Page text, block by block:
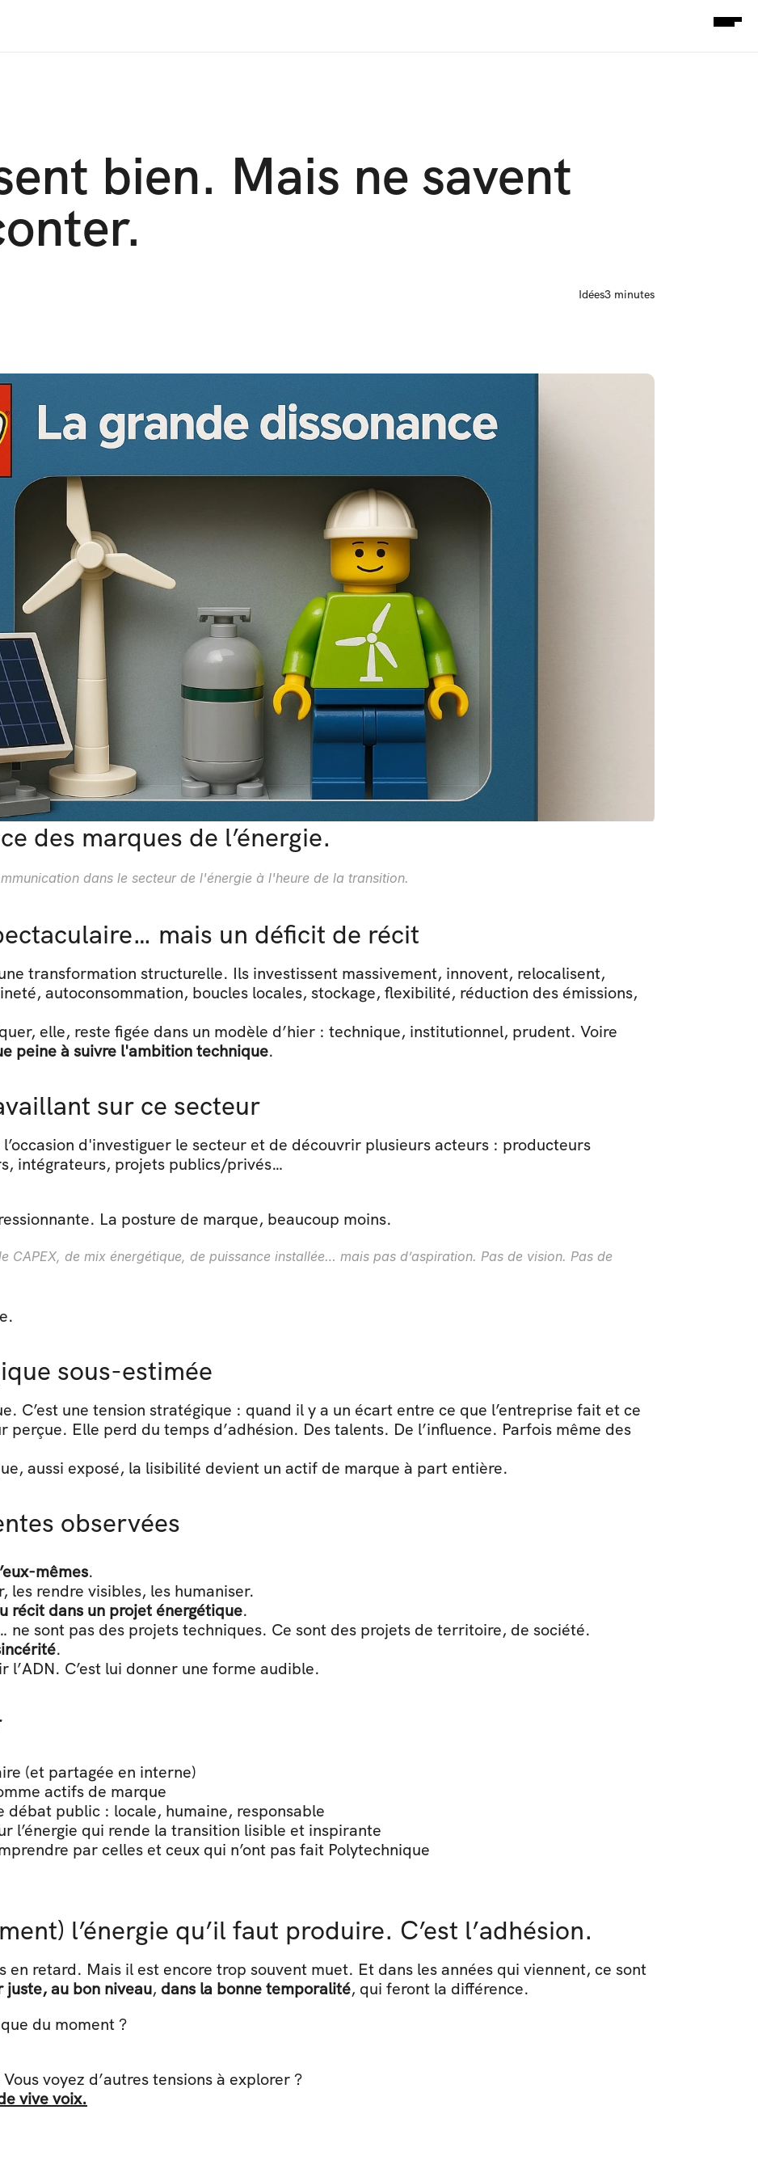
bien. Mais ne savent
Idées3 minutes
des marques de l’énergie.
dans le secteur de l'énergie à l'heure de la transition.
mais un déficit de récit
transformation structurelle. Ils investissent massivement, innovent, relocalisent,
autoconsommation, boucles locales, stockage, flexibilité, réduction des émissions,
elle, reste figée dans un modèle d’hier : technique, institutionnel, prudent. Voire
peine à suivre l'ambition technique.
sur ce secteur
l’occasion d'investiguer le secteur et de découvrir plusieurs acteurs : producteurs
intégrateurs, projets publics/privés…
La posture de marque, beaucoup moins.
CAPEX, de mix énergétique, de puissance installée… mais pas d’aspiration. Pas de vision. Pas de
sous-estimée
C’est une tension stratégique : quand il y a un écart entre ce que l’entreprise fait et ce
perçue. Elle perd du temps d’adhésion. Des talents. De l’influence. Parfois même des
aussi exposé, la lisibilité devient un actif de marque à part entière.
observées
mêmes.
les rendre visibles, les humaniser.
récit dans un projet énergétique.
ne sont pas des projets techniques. Ce sont des projets de territoire, de société.
.
l’ADN. C’est lui donner une forme audible.
(et partagée en interne)
actifs de marque
débat public : locale, humaine, responsable
l’énergie qui rende la transition lisible et inspirante
par celles et ceux qui n’ont pas fait Polytechnique
l’énergie qu’il faut produire. C’est l’adhésion.
au bon niveau, dans la bonne temporalité, qui feront la différence.
du moment ?
voyez d’autres tensions à explorer ?
vive voix.